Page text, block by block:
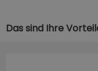
Das sind Ihre